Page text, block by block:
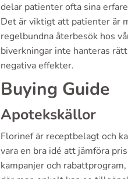
delar patienter ofta sina
Det är viktigt att patienter är
regelbundna återbesök hos
biverkningar inte hanteras
negativa effekter.
Buying Guide
Apotekskällor
Florinef är receptbelagt och
vara en bra idé att jämföra
kampanjer och